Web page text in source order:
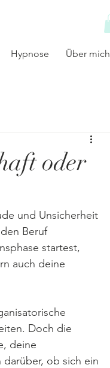
Hypnose Über mich
oder
und Unsicherheit
Beruf
startest,
auch deine
Doch die
deine
ob sich ein